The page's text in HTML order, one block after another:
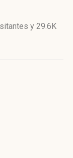
y 29.6K